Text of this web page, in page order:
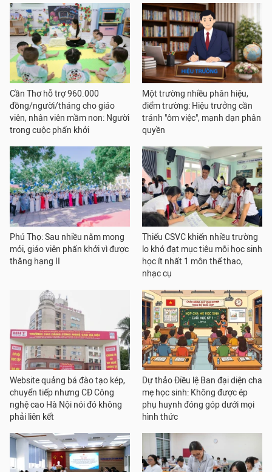
Cần Thơ hỗ trợ 960.000
đồng/người/tháng cho giáo
viên, nhân viên mầm non: Người
trong cuộc phấn khởi
Một trường nhiều phân hiệu,
điểm trường: Hiệu trưởng cần
tránh "ôm việc", mạnh dạn phân
quyền
Phú Thọ: Sau nhiều năm mong
mỏi, giáo viên phấn khởi vì được
thăng hạng II
Thiếu CSVC khiến nhiều trường
lo khó đạt mục tiêu mỗi học sinh
học ít nhất 1 môn thể thao,
nhạc cụ
Website quảng bá đào tạo kép,
chuyển tiếp nhưng CĐ Công
nghệ cao Hà Nội nói đó không
phải liên kết
Dự thảo Điều lệ Ban đại diện cha
mẹ học sinh: Không được ép
phụ huynh đóng góp dưới mọi
hình thức